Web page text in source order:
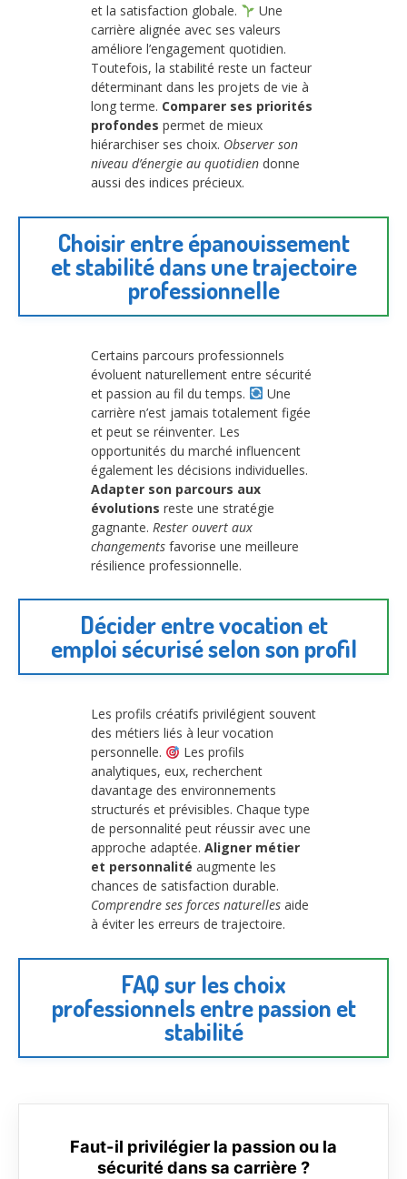
et la satisfaction globale.
Une
carrière alignée avec ses valeurs
améliore l’engagement quotidien.
Toutefois, la stabilité reste un facteur
déterminant dans les projets de vie à
long terme. Comparer ses priorités
profondes permet de mieux
hiérarchiser ses choix. Observer son
niveau d’énergie au quotidien donne
aussi des indices précieux.
Choisir entre épanouissement
et stabilité dans une trajectoire
professionnelle
Certains parcours professionnels
évoluent naturellement entre sécurité
et passion au fil du temps.
Une
carrière n’est jamais totalement figée
et peut se réinventer. Les
opportunités du marché influencent
également les décisions individuelles.
Adapter son parcours aux
évolutions reste une stratégie
gagnante. Rester ouvert aux
changements favorise une meilleure
résilience professionnelle.
Décider entre vocation et
emploi sécurisé selon son profil
Les profils créatifs privilégient souvent
des métiers liés à leur vocation
personnelle.
Les profils
analytiques, eux, recherchent
davantage des environnements
structurés et prévisibles. Chaque type
de personnalité peut réussir avec une
approche adaptée. Aligner métier
et personnalité augmente les
chances de satisfaction durable.
Comprendre ses forces naturelles aide
à éviter les erreurs de trajectoire.
FAQ sur les choix
professionnels entre passion et
stabilité
Faut-il privilégier la passion ou la
sécurité dans sa carrière ?